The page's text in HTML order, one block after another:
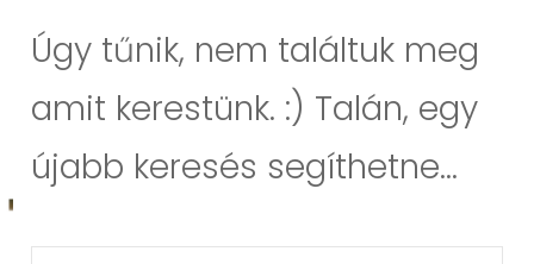
Úgy tűnik, nem találtuk meg
amit kerestünk. :) Talán, egy
újabb keresés segíthetne...